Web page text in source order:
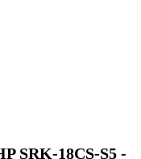
SRK-18CS-S5 -